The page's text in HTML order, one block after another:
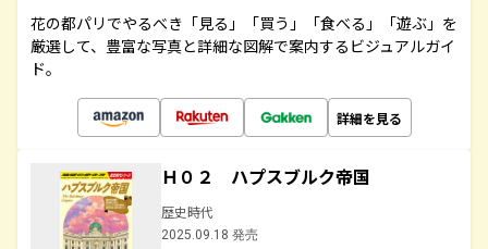
花の都パリでやるべき「見る」「買う」「食べる」「遊ぶ」を
厳選して、豊富な写真と詳細な図解で案内するビジュアルガイ
ド。
詳細を見る
Ｈ０２ ハプスブルク帝国
歴史時代
2025.09.18 発売